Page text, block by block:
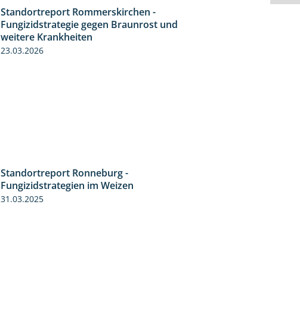
6:11
Standortreport Rommerskirchen -
Fungizidstrategie gegen Braunrost und
weitere Krankheiten
23.03.2026
Standortreport Ronneburg -
Fungizidstrategien im Weizen
31.03.2025